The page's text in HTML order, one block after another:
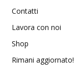
Contatti
Lavora con noi
Shop
Rimani aggiornato!